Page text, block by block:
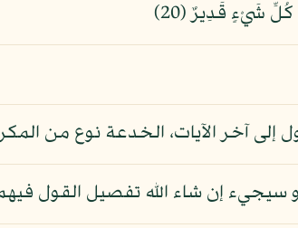
شَيْءٍ قَدِيرٌ (20)
إلى آخر الآيات، الخدعة نوع من
و سيجيء إن شاء الله تفصيل القول